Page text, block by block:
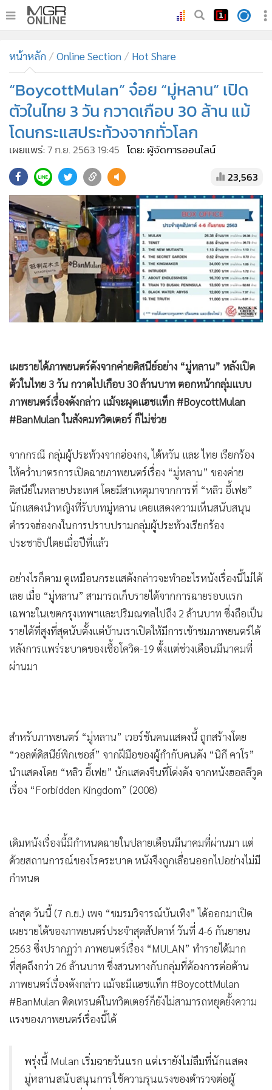
ทันเหตุการณ์
• ภาคใต้
ภูมิภาค
•
• บันเทิง
• คอลัมนิสต์
• ละคร
• CbizReview
• Cyber BIZ
• ผู้จัดกวน
• Good health & Well-being
•
Green Innovation & SD
Management & HR
• การเมือง
• ท่องเที่ยว
• กีฬา
• ต่างประเทศ
• เศรษฐกิจ-ธุรกิจ
• จีน
•
ชุมชน-คุณภาพชีวิต
•
อาชญากรรม
Motoring
• วิทยาศาสตร์
• SMEs
• หุ้น
• อินโดจีน
• กองทุนรวม
• Celeb Online
• Gotomanager
หน้าหลัก Online Section Hot Share
“BoycottMulan” จ๋อย “มู่หลาน” เปิด
ตัวในไทย 3 วัน กวาดเกือบ 30 ล้าน แม้
โดนกระแสประท้วงจากทั่วโลก
เผยแพร่:7 ก.ย. 2563 19:45 โดย: ผู้จัดการออนไลน์
23,563
เผยรายได้ภาพยนตร์ดังจากค่ายดิสนีย์อย่าง “มู่หลาน” หลังเปิด
ตัวในไทย 3 วัน กวาดไปเกือบ 30 ล้านบาท ตอกหน้ากลุ่มแบบ
ภาพยนตร์เรื่องดังกล่าว แม้จะผุดแฮชแท็ก #BoycottMulan
#BanMulan ในสังคมทวิตเตอร์ ก็ไม่ช่วย
จากกรณี กลุ่มผู้ประท้วงจากฮ่องกง, ไต้หวัน และ ไทย เรียกร้อง
ให้คว่ำบาตรการเปิดฉายภาพยนตร์เรื่อง “มู่หลาน” ของค่าย
ดิสนีย์ในหลายประเทศ โดยมีสาเหตุมาจากการที่ “หลิว อี้เฟย”
นักแสดงนำหญิงที่รับบทมู่หลาน เคยแสดงความเห็นสนับสนุน
ตำรวจฮ่องกงในการปราบปรามกลุ่มผู้ประท้วงเรียกร้อง
ประชาธิปไตยเมื่อปีที่แล้ว
อย่างไรก็ตาม ดูเหมือนกระแสดังกล่าวจะทำอะไรหนังเรื่องนี้ไม่ได้
เลย เมื่อ “มู่หลาน” สามารถเก็บรายได้จากการฉายรอบแรก
เฉพาะในเขตกรุงเทพฯและปริมณฑลไปถึง 2 ล้านบาท ซึ่งถือเป็น
รายได้ที่สูงที่สุดนับตั้งแต่บ้านเราเปิดให้มีการเข้าชมภาพยนตร์ได้
หลังการแพร่ระบาดของเชื้อโควิด-19 ตั้งแต่ช่วงเดือนมีนาคมที่
ผ่านมา
สำหรับภาพยนตร์ “มู่หลาน” เวอร์ชันคนแสดงนี้ ถูกสร้างโดย
“วอลต์ดิสนีย์พิกเชอส์” จากฝีมือของผู้กำกับคนดัง “นิกี คาโร”
นำแสดงโดย “หลิว อี้เฟย” นักแสดงจีนที่โด่งดัง จากหนังฮอลลีวูด
เรื่อง “Forbidden Kingdom” (2008)
เดิมหนังเรื่องนี้มีกำหนดฉายในปลายเดือนมีนาคมที่ผ่านมา แต่
ด้วยสถานการณ์ของโรคระบาด หนังจึงถูกเลื่อนออกไปอย่างไม่มี
กำหนด
ล่าสุด วันนี้ (7 ก.ย.) เพจ “ชมรมวิจารณ์บันเทิง” ได้ออกมาเปิด
เผยรายได้ของภาพยนตร์ประจำสุดสัปดาห์ วันที่ 4-6 กันยายน
2563 ซึ่งปรากฏว่า ภาพยนตร์เรื่อง “MULAN” ทำรายได้มาก
ที่สุดถึงกว่า 26 ล้านบาท ซึ่งสวนทางกับกลุ่มที่ต้องการต่อต้าน
ภาพยนตร์เรื่องดังกล่าว แม้จะมีแฮชแท็ก #BoycottMulan
#BanMulan ติดเทรนด์ในทวิตเตอร์ก็ยังไม่สามารถหยุดยั้งความ
แรงของภาพยนตร์เรื่องนี้ได้
พรุ่งนี้ Mulan เริ่มฉายวันแรก แต่เรายังไม่ลืมที่นักแสดง
มู่หลานสนับสนุนการใช้ความรุนแรงของตำรวจต่อผู้